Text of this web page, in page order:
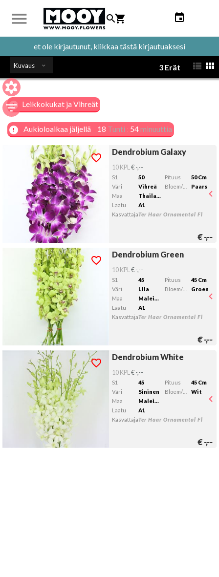
et ole kirjautunut, klikkaa tästä kirjautuaksesi
Kuvaus 3 Erät
Leikkokukat ja Vihreät
Aukioloaikaa jäljellä 18 Tunti 54minuuttia
Dendrobium Galaxy
10 KPL € -,--
S1 50 Pituus
50 Cm
Väri
Vihreä Bloem/bes/vruchtkleur 1
Paars
Maa
Thailand
Laatu
A1
KasvattajaTer Haar Ornamental Fl
€-,--
Dendrobium Galaxy
Kelvollista lähtöpäivää ei ole valittu.
Dendrobium Green
10 KPL € -,--
S1 45 Pituus
45 Cm
Väri
Lila Bloem/bes/vruchtkleur 1
Groen
Maa
Maleisië
Laatu
A1
KasvattajaTer Haar Ornamental Fl
€-,--
Dendrobium Green
Kelvollista lähtöpäivää ei ole valittu.
Dendrobium White
10 KPL € -,--
S1 45 Pituus
45 Cm
Väri
Sininen Bloem/bes/vruchtkleur 1
Wit
Maa
Maleisië
Laatu
A1
KasvattajaTer Haar Ornamental Fl
€-,--
Dendrobium White
Kelvollista lähtöpäivää ei ole valittu.